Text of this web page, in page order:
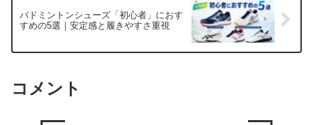
バドミントンシューズ「初心者」におす
すめの5選｜安定感と履きやすさ重視
コメント